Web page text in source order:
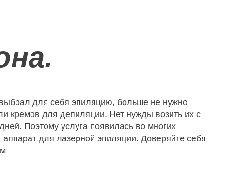
для себя эпиляцию, больше не нужно
кремов для депиляции. Нет нужды возить их с
Поэтому услуга появилась во многих
для лазерной эпиляции. Доверяйте себя